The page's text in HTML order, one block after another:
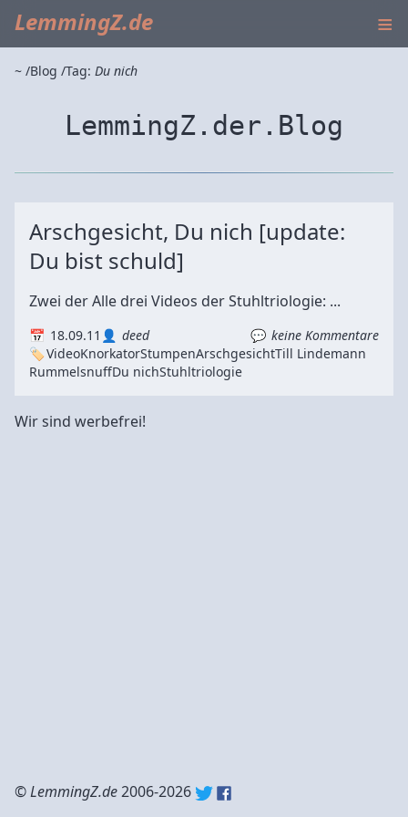
LemmingZ.de ≡
~ Blog Tag: Du nich
LemmingZ.der.Blog
Arschgesicht, Du nich [update:
Du bist schuld]
Zwei der Alle drei Videos der Stuhltriologie: ...
18.09.11 deed
keine Kommentare
VideoKnorkatorStumpenArschgesichtTill Lindemann
RummelsnuffDu nichStuhltriologie
Wir sind werbefrei!
©LemmingZ.de2006-2026